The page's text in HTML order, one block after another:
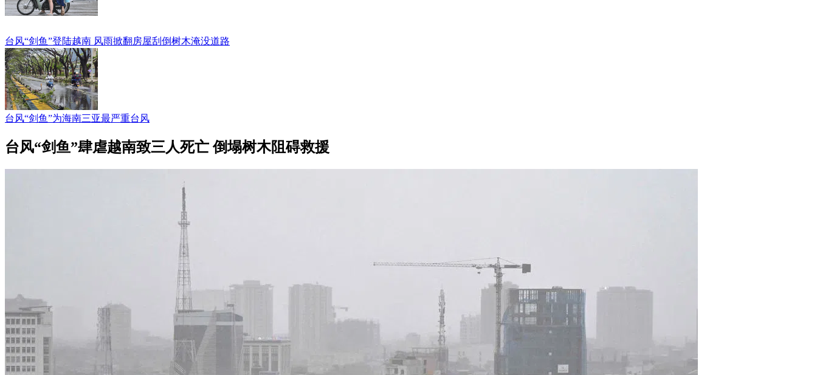
台风“剑鱼”登陆越南 风雨掀翻房屋刮倒树木淹没道路
台风“剑鱼”为海南三亚最严重台风
台风“剑鱼”肆虐越南致三人死亡 倒塌树木阻碍救援